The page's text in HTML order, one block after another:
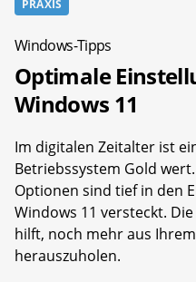
PRAXIS
Windows-Tipps
Optimale
Windows 11
Im digitalen Zeitalter ist
Betriebssystem Gold
Optionen sind tief in den
Windows 11 versteckt.
hilft, noch mehr aus
herauszuholen.